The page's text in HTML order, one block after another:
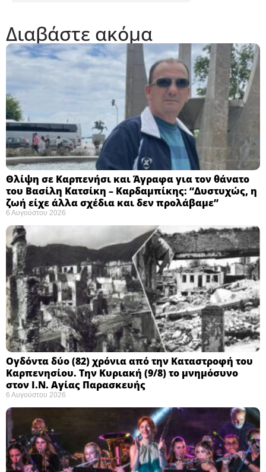
Διαβάστε ακόμα
Θλίψη σε Καρπενήσι και Άγραφα για τον θάνατο
του Βασίλη Κατσίκη – Καρδαμπίκης: “Δυστυχώς, η
ζωή είχε άλλα σχέδια και δεν προλάβαμε”
6 Αυγούστου 2026
Ογδόντα δύο (82) χρόνια από την Καταστροφή του
Καρπενησίου. Την Κυριακή (9/8) το μνημόσυνο
στον Ι.Ν. Αγίας Παρασκευής
6 Αυγούστου 2026